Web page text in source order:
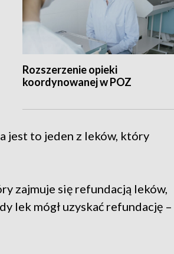
Rozszerzenie opieki
koordynowanej w POZ
jest to jeden z leków, który
zajmuje się refundacją leków,
lek mógł uzyskać refundację –